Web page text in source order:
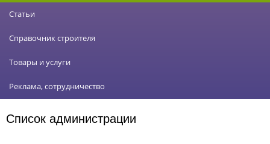
Статьи
Справочник строителя
Товары и услуги
Реклама, сотрудничество
Список администрации